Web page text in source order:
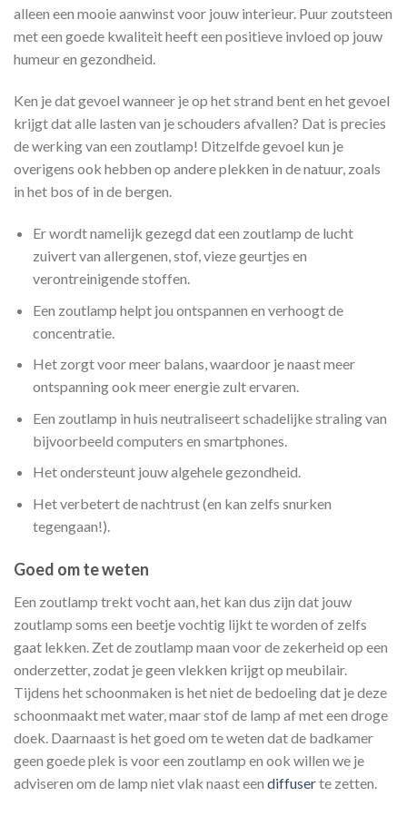
alleen een mooie aanwinst voor jouw interieur. Puur zoutsteen
met een goede kwaliteit heeft een positieve invloed op jouw
humeur en gezondheid.
Ken je dat gevoel wanneer je op het strand bent en het gevoel
krijgt dat alle lasten van je schouders afvallen? Dat is precies
de werking van een zoutlamp! Ditzelfde gevoel kun je
overigens ook hebben op andere plekken in de natuur, zoals
in het bos of in de bergen.
Er wordt namelijk gezegd dat een zoutlamp de lucht
zuivert van allergenen, stof, vieze geurtjes en
verontreinigende stoffen.
Een zoutlamp helpt jou ontspannen en verhoogt de
concentratie.
Het zorgt voor meer balans, waardoor je naast meer
ontspanning ook meer energie zult ervaren.
Een zoutlamp in huis neutraliseert schadelijke straling van
bijvoorbeeld computers en smartphones.
Het ondersteunt jouw algehele gezondheid.
Het verbetert de nachtrust (en kan zelfs snurken
tegengaan!).
Goed om te weten
Een zoutlamp trekt vocht aan, het kan dus zijn dat jouw
zoutlamp soms een beetje vochtig lijkt te worden of zelfs
gaat lekken. Zet de zoutlamp maan voor de zekerheid op een
onderzetter, zodat je geen vlekken krijgt op meubilair.
Tijdens het schoonmaken is het niet de bedoeling dat je deze
schoonmaakt met water, maar stof de lamp af met een droge
doek. Daarnaast is het goed om te weten dat de badkamer
geen goede plek is voor een zoutlamp en ook willen we je
adviseren om de lamp niet vlak naast een diffuserte zetten.